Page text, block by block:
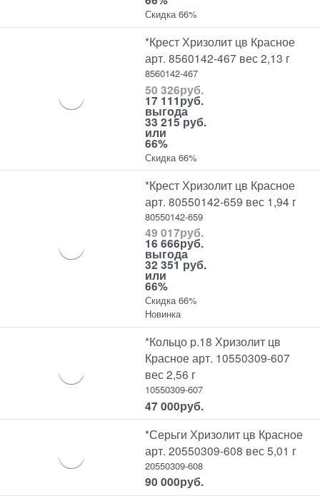
Скидка 66%
*Крест Хризолит цв Красное
арт. 8560142-467 вес 2,13 г
8560142-467
50 326руб.
17 111руб.
выгода
33 215 руб.
или
66%
Скидка 66%
*Крест Хризолит цв Красное
арт. 80550142-659 вес 1,94 г
80550142-659
49 017руб.
16 666руб.
выгода
32 351 руб.
или
66%
Скидка 66%
Новинка
*Кольцо р.18 Хризолит цв
Красное арт. 10550309-607
вес 2,56 г
10550309-607
47 000руб.
*Серьги Хризолит цв Красное
арт. 20550309-608 вес 5,01 г
20550309-608
90 000руб.